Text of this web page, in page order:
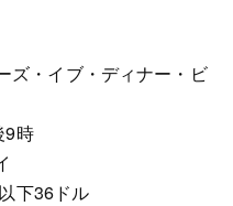
ズ・イブ・ディナー・ビ
9時
下36ドル